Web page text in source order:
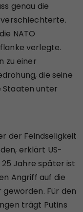
genau die
NATO
verlegte.
zu einer
die seine
Staaten unter
der Feindseligkeit
erklärt US-
25 Jahre später ist
Angriff auf die
Für den
trägt Putins